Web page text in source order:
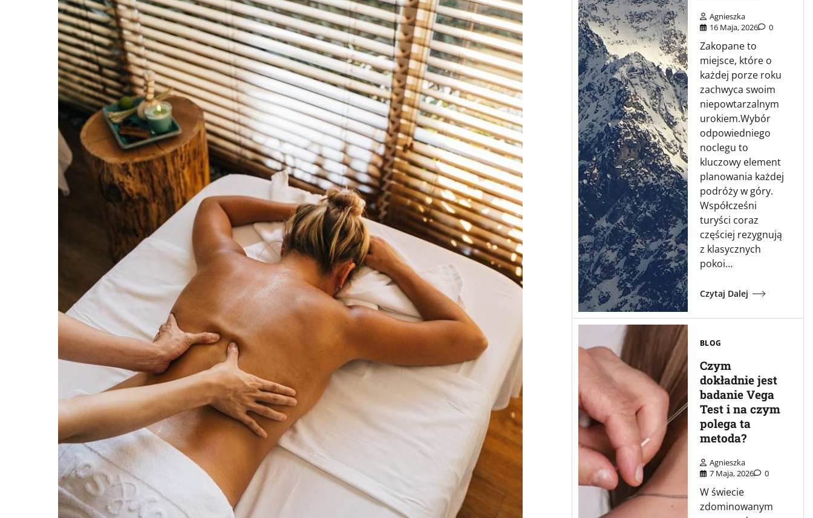
Agnieszka
16 Maja, 2026
0
Zakopane to
miejsce, które o
każdej porze roku
zachwyca swoim
niepowtarzalnym
urokiem.Wybór
odpowiedniego
noclegu to
kluczowy element
planowania każdej
podróży w góry.
Współcześni
turyści coraz
częściej rezygnują
z klasycznych
pokoi…
Czytaj Dalej
BLOG
Czym
dokładnie jest
badanie Vega
Test i na czym
polega ta
metoda?
Agnieszka
7 Maja, 2026
0
W świecie
zdominowanym